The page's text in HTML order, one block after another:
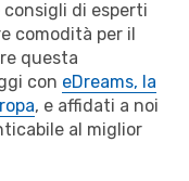
di esperti
comodità per il
questa
con eDreams, la
, e affidati a noi
al miglior